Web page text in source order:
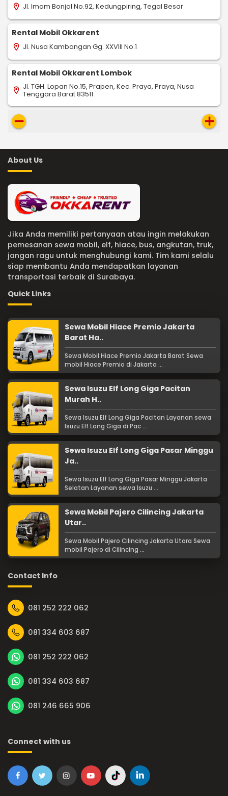
location_on Jl. Imam Bonjol No.92, Kedungpiring, Tegal Besar
Rental Mobil Okkarent
location_on Jl. Nusa Kambangan Gg. XXVIII No.1
Rental Mobil Okkarent Lombok
location_on Jl. TGH. Lopan No.15, Prapen, Kec. Praya, Praya, Nusa
Tenggara Barat 83511
remove add
About Us
Jika Anda memiliki pertanyaan atau ingin melakukan
pemesanan sewa mobil, elf, hiace, bus, angkutan, truk,
jangan ragu untuk menghubungi kami. Tim kami selalu
siap membantu Anda mendapatkan layanan
transportasi terbaik di Surabaya.
Quick Links
Sewa Mobil Hiace Premio Jakarta
Barat Ha..
Sewa Mobil Hiace Premio Jakarta Barat Sewa
mobil Hiace Premio di Jakarta ...
Sewa Isuzu Elf Long Giga Pacitan
Murah H..
Sewa Isuzu Elf Long Giga Pacitan Layanan sewa
Isuzu Elf Long Giga di Pac ...
Sewa Isuzu Elf Long Giga Pasar Minggu
Ja..
Sewa Isuzu Elf Long Giga Pasar Minggu Jakarta
Selatan Layanan sewa Isuzu ...
Sewa Mobil Pajero Cilincing Jakarta
Utar..
Sewa Mobil Pajero Cilincing Jakarta Utara Sewa
mobil Pajero di Cilincing ...
Contact Info
081 252 222 062
081 334 603 687
081 252 222 062
081 334 603 687
081 246 665 906
Connect with us